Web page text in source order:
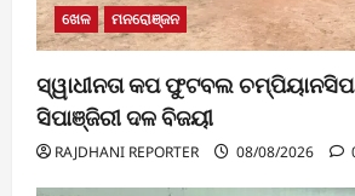
ଖେଳ ମନରୋଞ୍ଜନ
ସ୍ୱାଧୀନତା କପ ଫୁଟବଲ
ସିପାଞ୍ଜିରୀ ଦଳ ବିଜୟୀ
RAJDHANI REPORTER 08/08/2026